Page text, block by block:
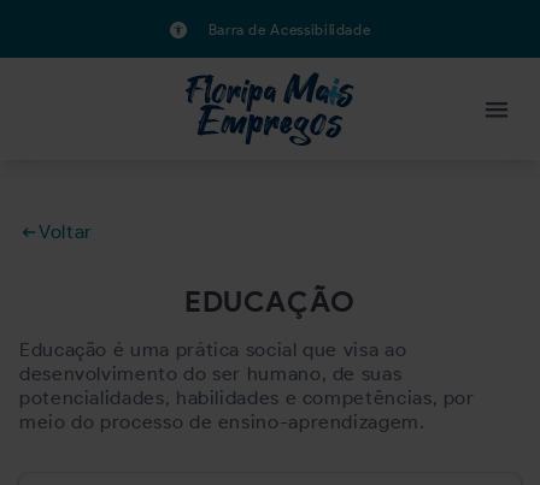
Barra de Acessibilidade
Voltar
EDUCAÇÃO
Educação é uma prática social que visa ao
desenvolvimento do ser humano, de suas
potencialidades, habilidades e competências, por
meio do processo de ensino-aprendizagem.